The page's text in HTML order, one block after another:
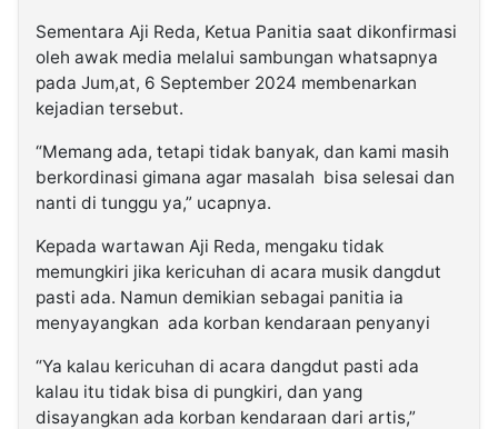
Sementara Aji Reda, Ketua Panitia saat dikonfirmasi
oleh awak media melalui sambungan whatsapnya
pada Jum,at, 6 September 2024 membenarkan
kejadian tersebut.
“Memang ada, tetapi tidak banyak, dan kami masih
berkordinasi gimana agar masalah bisa selesai dan
nanti di tunggu ya,” ucapnya.
Kepada wartawan Aji Reda, mengaku tidak
memungkiri jika kericuhan di acara musik dangdut
pasti ada. Namun demikian sebagai panitia ia
menyayangkan ada korban kendaraan penyanyi
“Ya kalau kericuhan di acara dangdut pasti ada
kalau itu tidak bisa di pungkiri, dan yang
disayangkan ada korban kendaraan dari artis,”